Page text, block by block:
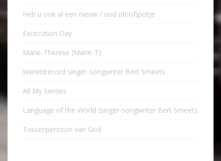
Heb u ook al een nieuw / oud (doof)potje
Excecution Day
Marie-Therese (Marie-T)
Wereldrecord singer-songwriter Bert Smeets
All My Senses
Language of the World (singer-songwriter Bert Smeets
Tussenpersoon van God